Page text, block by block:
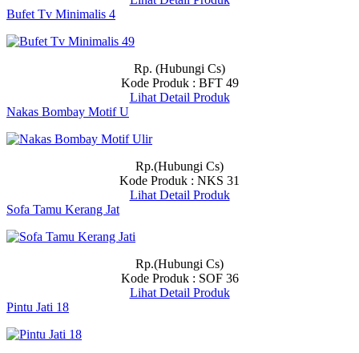
Bufet Tv Minimalis 4
Rp. (Hubungi Cs)
Kode Produk : BFT 49
Lihat Detail Produk
Nakas Bombay Motif U
Rp.(Hubungi Cs)
Kode Produk : NKS 31
Lihat Detail Produk
Sofa Tamu Kerang Jat
Rp.(Hubungi Cs)
Kode Produk : SOF 36
Lihat Detail Produk
Pintu Jati 18